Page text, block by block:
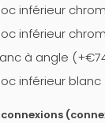
inférieur
inférieur
à angle
inférieur